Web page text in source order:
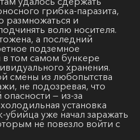
грибка-паразита,
размножаться и
волю носителя.
а последний
подземное
в том самом бункере
хранения.
смены из любопытства
не подозревая, что
— из-за
установка
уже начал заражать
не повезло войти с